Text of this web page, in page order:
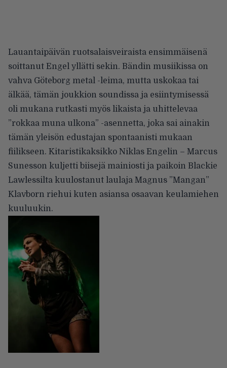
Lauantaipäivän ruotsalaisveiraista ensimmäisenä
soittanut Engel yllätti sekin. Bändin musiikissa on
vahva Göteborg metal -leima, mutta uskokaa tai
älkää, tämän joukkion soundissa ja esiintymisessä
oli mukana rutkasti myös likaista ja uhittelevaa
”rokkaa muna ulkona” -asennetta, joka sai ainakin
tämän yleisön edustajan spontaanisti mukaan
fiilikseen. Kitaristikaksikko Niklas Engelin – Marcus
Sunesson kuljetti biisejä mainiosti ja paikoin Blackie
Lawlessilta kuulostanut laulaja Magnus ”Mangan”
Klavborn riehui kuten asiansa osaavan keulamiehen
kuuluukin.